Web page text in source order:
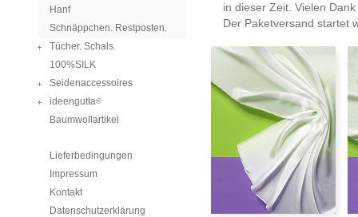
Hanf
Schnäppchen. Restposten.
Tücher. Schals.
100%SILK
Seidenaccessoires
ideengutta®
Baumwollartikel
Lieferbedingungen
Impressum
Kontakt
Datenschutzerklärung
in dieser Zeit. Vielen Dank
Der Paketversand startet